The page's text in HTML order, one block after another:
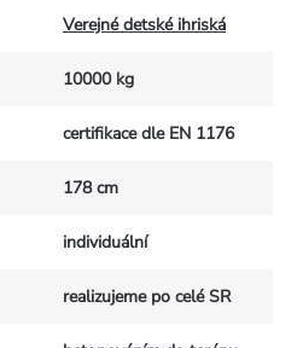
Verejné detské ihriská
10000 kg
certifikace dle EN 1176
178 cm
individuální
realizujeme po celé SR